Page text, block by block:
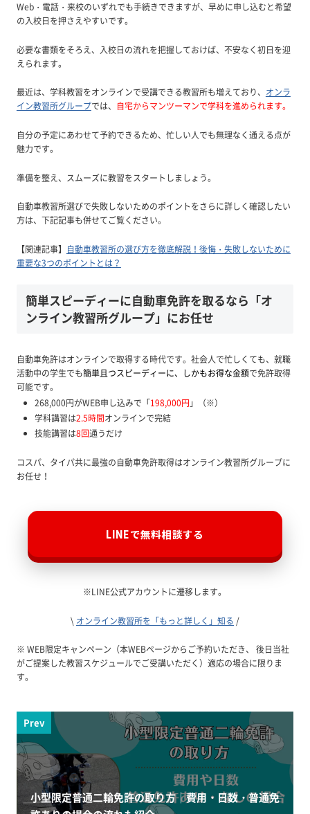
Web・電話・来校のいずれでも手続きできますが、早めに申し込むと希望
の入校日を押さえやすいです。
必要な書類をそろえ、入校日の流れを把握しておけば、不安なく初日を迎
えられます。
最近は、学科教習をオンラインで受講できる教習所も増えており、 オンラ
イン教習所グループでは、 自宅からマンツーマンで学科を進められます。
自分の予定にあわせて予約できるため、忙しい人でも無理なく通える点が
魅力です。
準備を整え、スムーズに教習をスタートしましょう。
自動車教習所選びで失敗しないためのポイントをさらに詳しく確認したい
方は、下記記事も併せてご覧ください。
【関連記事】 自動車教習所の選び方を徹底解説！後悔・失敗しないために
重要な3つのポイントとは？
簡単スピーディーに自動車免許を取るなら「オ
ンライン教習所グループ」にお任せ
自動車免許はオンラインで取得する時代です。社会人で忙しくても、就職
活動中の学生でも簡単且つスピーディーに、しかもお得な金額で免許取得
可能です。
268,000円がWEB申し込みで「198,000円 」（※）
学科講習は2.5時間オンラインで完結
技能講習は8回通うだけ
コスパ、タイパ共に最強の自動車免許取得はオンライン教習所グループに
お任せ！
LINEで無料相談する
※LINE公式アカウントに遷移します。
\ オンライン教習所を「もっと詳しく」知る /
※ WEB限定キャンペーン（本WEBページからご予約いただき、 後日当社
がご提案した教習スケジュールでご受講いただく）適応の場合に限りま
す。
Prev
小型限定普通二輪免許の取り方｜費用・日数・普通免